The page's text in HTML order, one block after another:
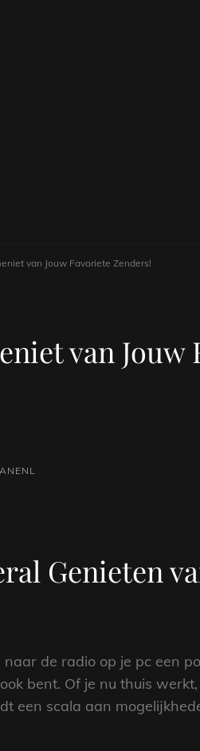
van Jouw Favoriete Zenders!
van Jouw
Genieten
de radio op je pc een
bent. Of je nu thuis
een scala aan